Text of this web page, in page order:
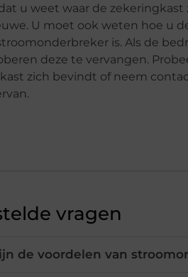
u weet waar de
U moet ook weten hoe u
is. Als de
deze te vervangen.
zich bevindt of neem
vragen
de voordelen van